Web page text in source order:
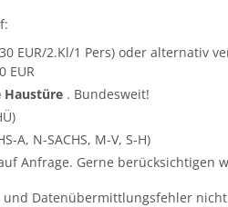
EUR/2.Kl/1 Pers) oder alternativ
EUR
Haustüre . Bundesweit!
A, N-SACHS, M-V, S-H)
Anfrage. Gerne berücksichtigen
Datenübermittlungsfehler